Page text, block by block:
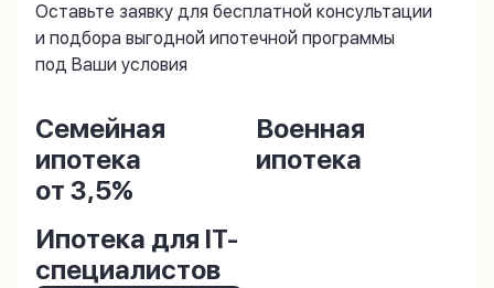
Оставьте заявку для бесплатной консультации
и подбора выгодной ипотечной программы
под Ваши условия
Семейная
ипотека
от 3,5%
Военная
ипотека
Ипотека для IT-
специалистов